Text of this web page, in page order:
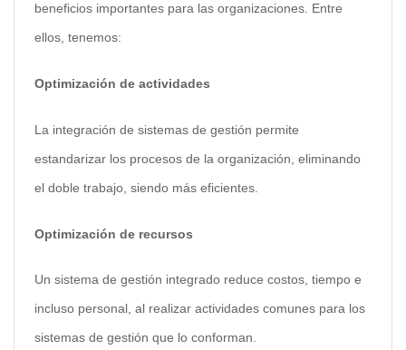
beneficios importantes para las organizaciones. Entre
ellos, tenemos:
Optimización de actividades
La integración de sistemas de gestión permite
estandarizar los procesos de la organización, eliminando
el doble trabajo, siendo más eficientes.
Optimización de recursos
Un sistema de gestión integrado reduce costos, tiempo e
incluso personal, al realizar actividades comunes para los
sistemas de gestión que lo conforman.